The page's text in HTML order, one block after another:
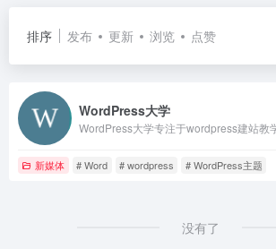
排序 发布 更新 浏览 点赞
WordPress大学
新媒体 # Word # wordpress # WordPress主题
没有了